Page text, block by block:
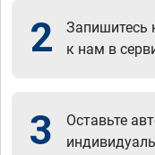
2
Запишитесь
к нам в
3
Оставьте